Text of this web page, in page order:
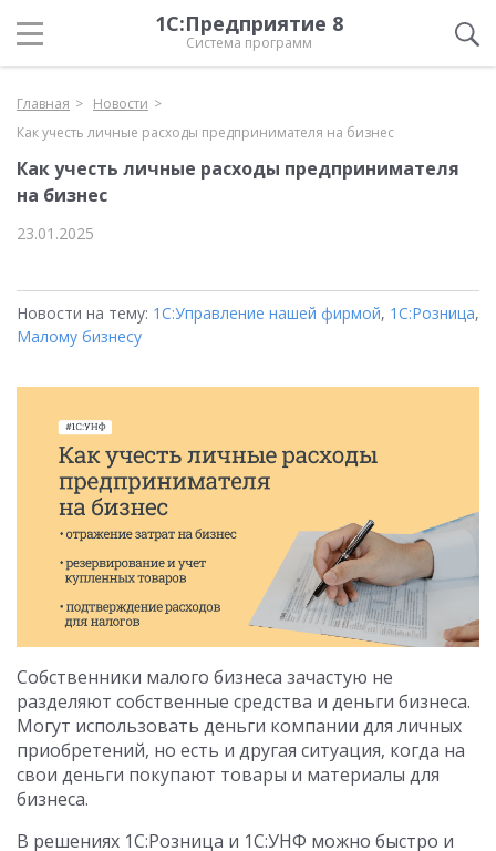
1С:Предприятие 8
Система программ
Главная
Новости
Как учесть личные расходы предпринимателя на бизнес
Как учесть личные расходы предпринимателя
на бизнес
23.01.2025
Новости на тему: 1С:Управление нашей фирмой, 1С:Розница,
Малому бизнесу
Собственники малого бизнеса зачастую не
разделяют собственные средства и деньги бизнеса.
Могут использовать деньги компании для личных
приобретений, но есть и другая ситуация, когда на
свои деньги покупают товары и материалы для
бизнеса.
В решениях 1С:Розница и 1С:УНФ можно быстро и